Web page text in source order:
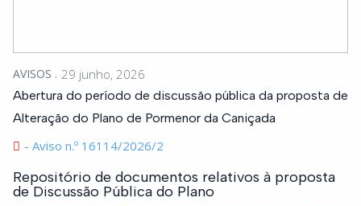
AVISOS 29 junho, 2026
Abertura do período de discussão pública da proposta de
Alteração do Plano de Pormenor da Caniçada
- Aviso n.º 16114/2026/2
Repositório de documentos relativos à proposta
de Discussão Pública do Plano